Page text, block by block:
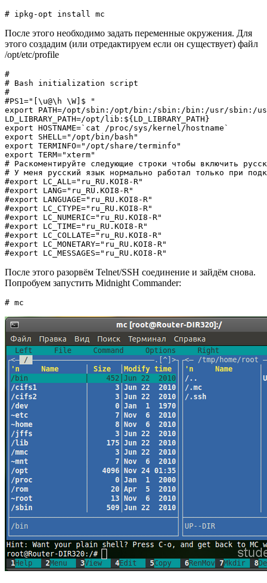
# ipkg-opt install mc
После этого необходимо задать переменные окружения. Для
этого создадим (или отредактируем если он существует) файл
/opt/etc/profile
#
# Bash initialization script
#
#PS1="[\u@\h \W]$ "
export
PATH=/opt /sbin: /opt / bin: /sbin: / bin: /usr/sbin: /
LD_LIBRARY_PATH=/opt /lib: ${LD_LIBRARY_PATH}
export HOSTNAME=` cat /proc /sys / kernel / hostname `
export
SHELL ="/opt/bin/bash"
export TERMINFO="/opt/share/terminfo"
export TERM="xterm"
# Раскоментируйте следующие строки чтобы включить
# У меня русский язык нормально работал только при
#export LC_ALL="ru_RU.KOI8-R"
#export LANG="ru_RU.KOI8-R"
#export LANGUAGE="ru_RU.KOI8-R"
#export LC_CTYPE="ru_RU.KOI8-R"
#export LC_NUMERIC="ru_RU.KOI8-R"
#export LC_TIME="ru_RU.KOI8-R"
#export LC_COLLATE="ru_RU.KOI8-R"
#export LC_MONETARY="ru_RU.KOI8-R"
#export LC_MESSAGES="ru_RU.KOI8-R"
После этого разорвём Telnet/SSH соединение и зайдём снова.
Попробуем запустить Midnight Commander:
# mc